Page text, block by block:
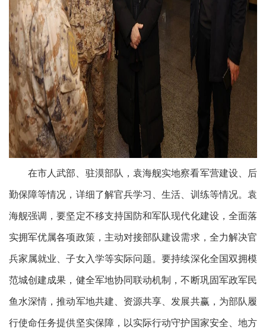
在市人武部、驻漠部队，袁海舰实地察看军营建设、后
勤保障等情况，详细了解官兵学习、生活、训练等情况。袁
海舰强调，要坚定不移支持国防和军队现代化建设，全面落
实拥军优属各项政策，主动对接部队建设需求，全力解决官
兵家属就业、子女入学等实际问题。要持续深化全国双拥模
范城创建成果，健全军地协同联动机制，不断巩固军政军民
鱼水深情，推动军地共建、资源共享、发展共赢，为部队履
行使命任务提供坚实保障，以实际行动守护国家安全、地方